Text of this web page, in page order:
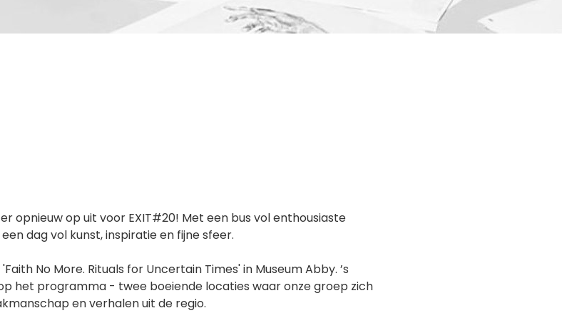
opnieuw op uit voor EXIT#20! Met een bus vol enthousiaste
dag vol kunst, inspiratie en fijne sfeer.
No More. Rituals for Uncertain Times' in Museum Abby. ’s
het programma - twee boeiende locaties waar onze groep zich
en verhalen uit de regio.